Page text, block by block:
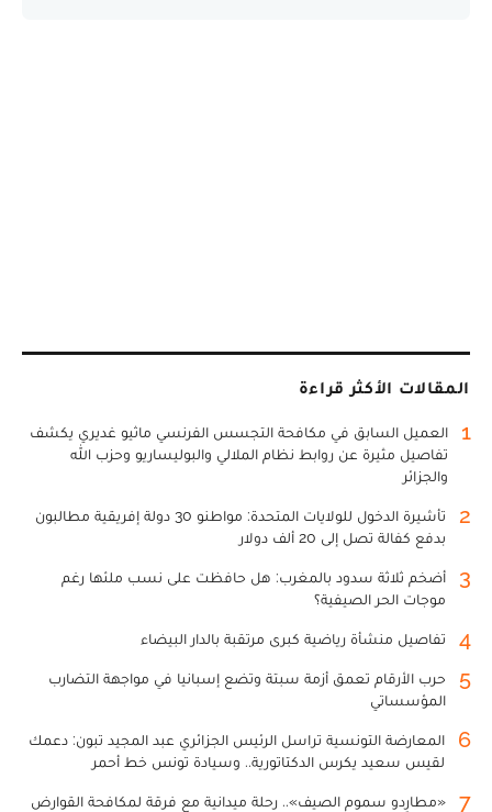
المقالات الأكثر قراءة
1
العميل السابق في مكافحة التجسس الفرنسي ماثيو غديري يكشف
تفاصيل مثيرة عن روابط نظام الملالي والبوليساريو وحزب الله
والجزائر
2
تأشيرة الدخول للولايات المتحدة: مواطنو 30 دولة إفريقية مطالبون
بدفع كفالة تصل إلى 20 ألف دولار
3
أضخم ثلاثة سدود بالمغرب: هل حافظت على نسب ملئها رغم
موجات الحر الصيفية؟
4 تفاصيل منشأة رياضية كبرى مرتقبة بالدار البيضاء
5
حرب الأرقام تعمق أزمة سبتة وتضع إسبانيا في مواجهة التضارب
المؤسساتي
6
المعارضة التونسية تراسل الرئيس الجزائري عبد المجيد تبون: دعمك
لقيس سعيد يكرس الدكتاتورية.. وسيادة تونس خط أحمر
7
«مطارِدو سموم الصيف».. رحلة ميدانية مع فرقة لمكافحة القوارض